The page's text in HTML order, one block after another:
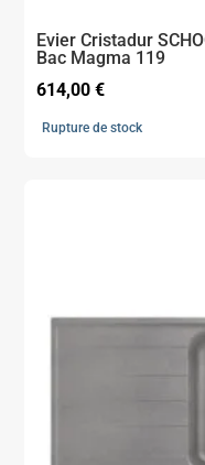
Evier Cristadur
Bac Magma 119
614,00€
Rupture de stock